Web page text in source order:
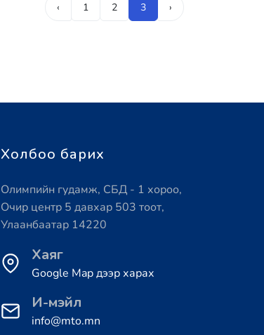
‹ 1 2 3 ›
Холбоо барих
Олимпийн гудамж, СБД - 1 хороо,
Очир центр 5 давхар 503 тоот,
Улаанбаатар 14220
Хаяг
Google Map дээр харах
И-мэйл
info@mto.mn